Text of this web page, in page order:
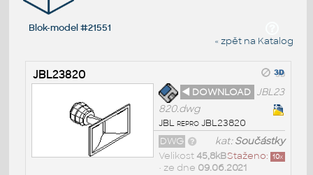
Blok-model #21551
« zpět na Katalog
JBL23820
◄ DOWNLOAD JBL23
820.dwg
JBL repro JBL23820
kat:Součástky
DWG
Staženo: 10x
Velikost 45,8kB
• ze dne 09.06.2021